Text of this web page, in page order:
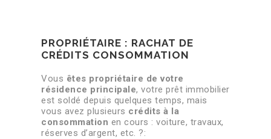
PROPRIÉTAIRE : RACHAT DE
CRÉDITS CONSOMMATION
Vous êtes propriétaire de votre
résidence principale, votre prêt immobilier
est soldé depuis quelques temps, mais
vous avez plusieurs crédits à la
consommation en cours : voiture, travaux,
réserves d’argent, etc. ?: